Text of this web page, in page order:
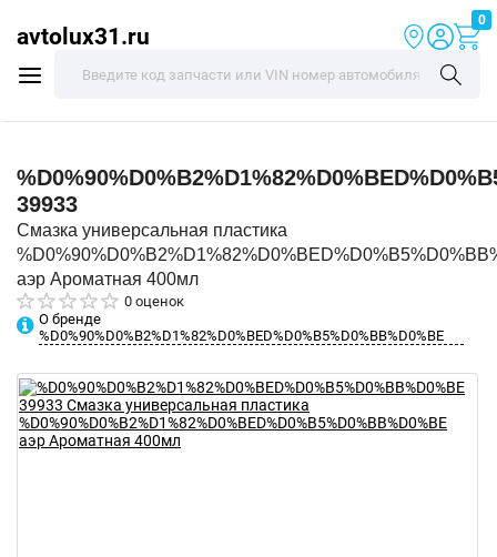
avtolux31.ru
0
39933
Смазка универсальная пластика
аэр Ароматная 400мл
0 оценок
О бренде
%D0%90%D0%B2%D1%82%D0%BED%D0%B5%D0%BB%D0%BE